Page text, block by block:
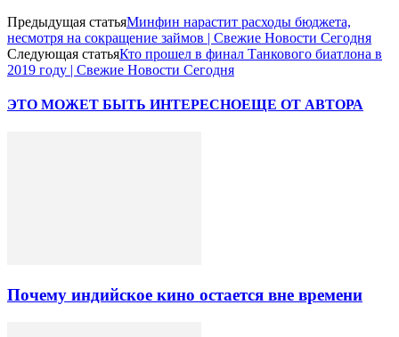
Предыдущая статьяМинфин нарастит расходы бюджета,
несмотря на сокращение займов | Свежие Новости Сегодня
Следующая статьяКто прошел в финал Танкового биатлона в
2019 году | Свежие Новости Сегодня
ЭТО МОЖЕТ БЫТЬ ИНТЕРЕСНОЕЩЕ ОТ АВТОРА
Почему индийское кино остается вне времени